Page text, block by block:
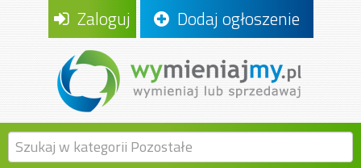
Zaloguj Dodaj ogłoszenie